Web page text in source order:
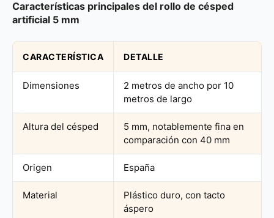
Características principales del rollo de césped
artificial 5 mm
CARACTERÍSTICA DETALLE
Dimensiones
2 metros de ancho por 10
metros de largo
Altura del césped
5 mm, notablemente fina en
comparación con 40 mm
Origen España
Material
Plástico duro, con tacto
áspero